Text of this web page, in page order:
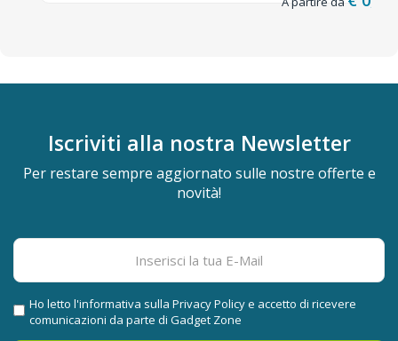
Iscriviti alla nostra Newsletter
Per restare sempre aggiornato sulle nostre offerte e
novità!
Ho letto l'informativa sulla Privacy Policye accetto di ricevere
comunicazioni da parte di Gadget Zone